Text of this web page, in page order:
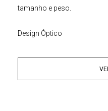
tamanho e peso.
Design Óptico
elementos de dispersão
dispersão superextrabaixa,